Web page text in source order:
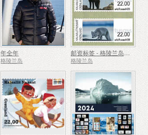
年全年
格陵兰岛
邮资标签 - 格陵兰岛的北极狐
格陵兰岛